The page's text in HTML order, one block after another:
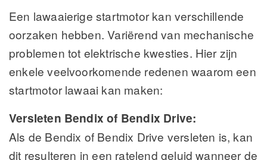
Een lawaaierige startmotor kan verschillende
oorzaken hebben. Variërend van mechanische
problemen tot elektrische kwesties. Hier zijn
enkele veelvoorkomende redenen waarom een
startmotor lawaai kan maken:
Versleten Bendix of Bendix Drive:
Als de Bendix of Bendix Drive versleten is, kan
dit resulteren in een ratelend geluid wanneer de